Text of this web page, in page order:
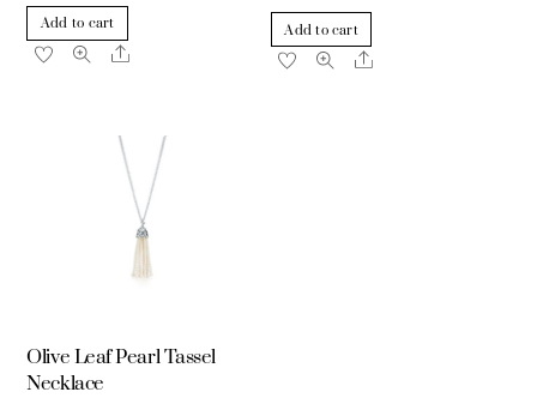
Add to cart
Share
price
was:
$670.00.
price
is:
$620.00.
Add to cart
Share
Olive Leaf Pearl Tassel
Necklace